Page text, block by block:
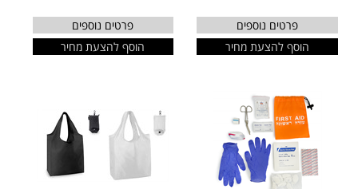
פרטים נוספים
הוסף להצעת מחיר
פרטים נוספים
הוסף להצעת מחיר